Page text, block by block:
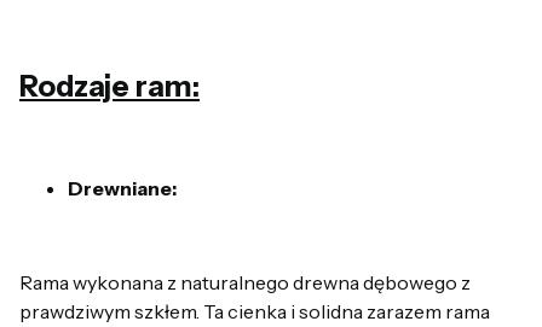
Rodzaje ram:
Drewniane:
Rama wykonana z naturalnego drewna dębowego z
prawdziwym szkłem. Ta cienka i solidna zarazem rama